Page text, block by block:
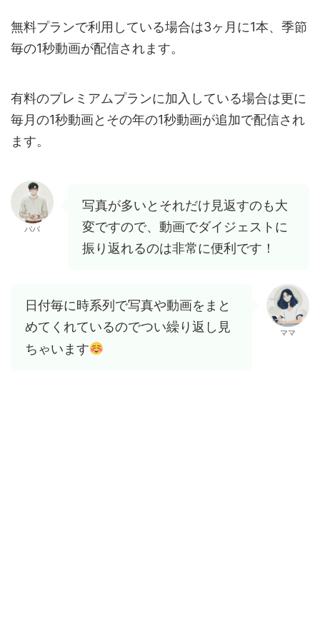
無料プランで利用している場合は3ヶ月に1本、季節
毎の1秒動画が配信されます。
有料のプレミアムプランに加入している場合は更に
毎月の1秒動画とその年の1秒動画が追加で配信され
ます。
パパ
写真が多いとそれだけ見返すのも大
変ですので、動画でダイジェストに
振り返れるのは非常に便利です！
日付毎に時系列で写真や動画をまと
めてくれているのでつい繰り返し見
ちゃいます
ママ